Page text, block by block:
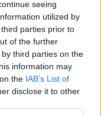
seeing
utilized by
parties prior to
of the further
third parties on the
information may
the IAB’s List of
disclose it to other
της ελληνικής